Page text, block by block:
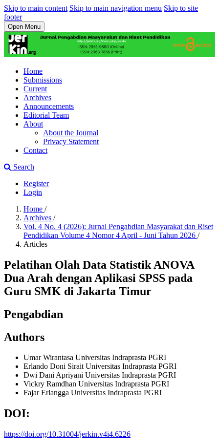
Skip to main content Skip to main navigation menu Skip to site
footer
Open Menu
Home
Submissions
Current
Archives
Announcements
Editorial Team
About
About the Journal
Privacy Statement
Contact
Search
Register
Login
Home /
Archives /
Vol. 4 No. 4 (2026): Jurnal Pengabdian Masyarakat dan Riset
Pendidikan Volume 4 Nomor 4 April - Juni Tahun 2026 /
Articles
Pelatihan Olah Data Statistik ANOVA
Dua Arah dengan Aplikasi SPSS pada
Guru SMK di Jakarta Timur
Pengabdian
Authors
Umar Wirantasa Universitas Indraprasta PGRI
Erlando Doni SiraitUniversitas Indraprasta PGRI
Dwi Dani Apriyani Universitas Indraprasta PGRI
Vickry Ramdhan Universitas Indraprasta PGRI
Fajar Erlangga Universitas Indraprasta PGRI
DOI:
https://doi.org/10.31004/jerkin.v4i4.6226